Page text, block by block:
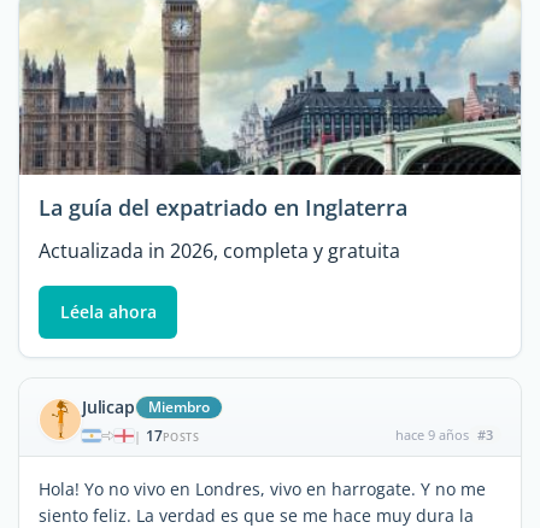
La guía del expatriado en Inglaterra
Actualizada in 2026, completa y gratuita
Léela ahora
Julicap Miembro
| 17POSTS hace 9 años #3
Hola! Yo no vivo en Londres, vivo en harrogate. Y no me
siento feliz. La verdad es que se me hace muy dura la